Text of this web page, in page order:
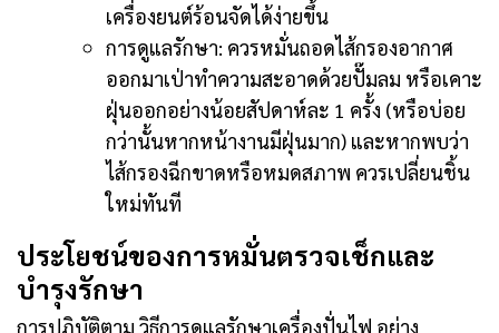
เครื่องยนต์ร้อนจัดได้ง่ายขึ้น
การดูแลรักษา: ควรหมั่นถอดไส้กรองอากาศ
ออกมาเป่าทำความสะอาดด้วยปั๊มลม หรือเคาะ
ฝุ่นออกอย่างน้อยสัปดาห์ละ 1 ครั้ง (หรือบ่อย
กว่านั้นหากหน้างานมีฝุ่นมาก) และหากพบว่า
ไส้กรองฉีกขาดหรือหมดสภาพ ควรเปลี่ยนชิ้น
ใหม่ทันที
ประโยชน์ของการหมั่นตรวจเช็กและ
บำรุงรักษา
การปฏิบัติตาม วิธีการดูแลรักษาเครื่องปั่นไฟ อย่าง